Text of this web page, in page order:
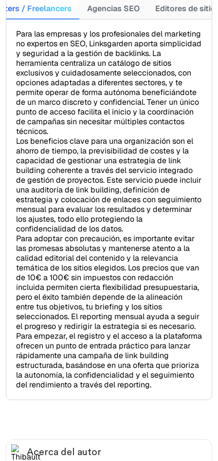
/ Freelancers Agencias SEO Editores de
Para las empresas y los profesionales del marketing
no expertos en SEO, Linksgarden aporta simplicidad
y seguridad a la gestión de backlinks. La
herramienta centraliza un catálogo de sitios
exclusivos y cuidadosamente seleccionados, con
opciones adaptadas a diferentes sectores, y te
permite operar de forma autónoma beneficiándote
de un marco discreto y confidencial. Tener un único
punto de acceso facilita el inicio y la coordinación
de campañas sin necesitar múltiples contactos
técnicos.
Los beneficios clave para una organización son el
ahorro de tiempo, la previsibilidad de costes y la
capacidad de gestionar una estrategia de link
building coherente a través del servicio integrado
de gestión de proyectos. Este servicio puede incluir
una auditoría de link building, definición de
estrategia y colocación de enlaces con seguimiento
mensual para evaluar los resultados y determinar
los ajustes, todo ello protegiendo la
confidencialidad de los datos.
Para adoptar con precaución, es importante evitar
las promesas absolutas y mantenerse atento a la
calidad editorial del contenido y la relevancia
temática de los sitios elegidos. Los precios que van
de 10€ a 100€ sin impuestos con redacción
incluida permiten cierta flexibilidad presupuestaria,
pero el éxito también depende de la alineación
entre tus objetivos, tu briefing y los sitios
seleccionados. El reporting mensual ayuda a seguir
el progreso y redirigir la estrategia si es necesario.
Para empezar, el registro y el acceso a la plataforma
ofrecen un punto de entrada práctico para lanzar
rápidamente una campaña de link building
estructurada, basándose en una oferta que prioriza
la autonomía, la confidencialidad y el seguimiento
del rendimiento a través del reporting.
Acerca del autor